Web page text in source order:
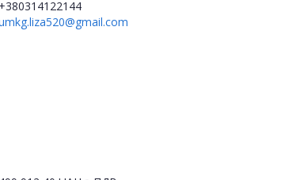
+380314122144